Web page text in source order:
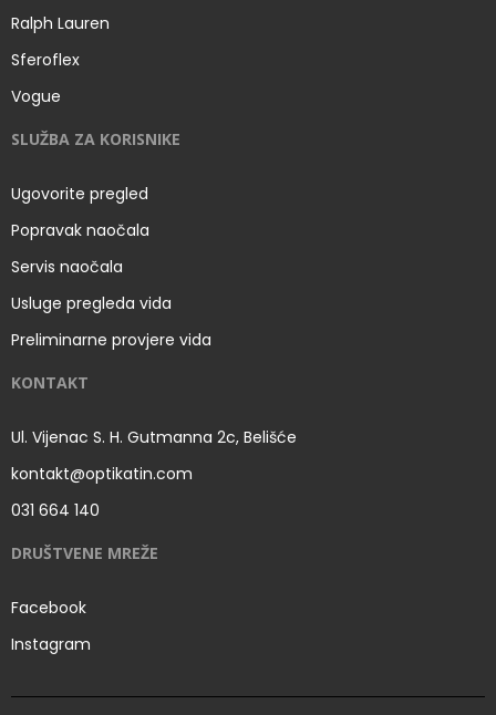
Ralph Lauren
Sferoflex
Vogue
SLUŽBA ZA KORISNIKE
Ugovorite pregled
Popravak naočala
Servis naočala
Usluge pregleda vida
Preliminarne provjere vida
KONTAKT
Ul. Vijenac S. H. Gutmanna 2c, Belišće
kontakt@optikatin.com
031 664 140
DRUŠTVENE MREŽE
Facebook
Instagram